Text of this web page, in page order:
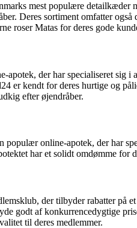
mest populære detailkæder
Deres sortiment omfatter
roser Matas for deres gode
apotek, der har specialiseret sig
er kendt for deres hurtige og
efter øjendråber.
populær online-apotek, der har
har et solidt omdømme
der tilbyder rabatter på
godt af konkurrencedygtige
til deres medlemmer.